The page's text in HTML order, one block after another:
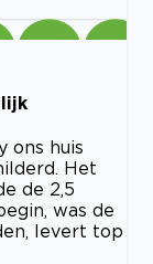
ons huis
Het
de 2,5
was de
levert top